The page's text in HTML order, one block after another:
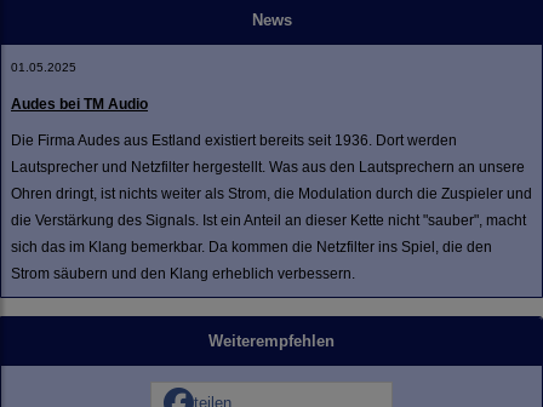
News
01.05.2025
Audes bei TM Audio
Die Firma Audes aus Estland existiert bereits seit 1936. Dort werden
Lautsprecher und Netzfilter hergestellt. Was aus den Lautsprechern an unsere
Ohren dringt, ist nichts weiter als Strom, die Modulation durch die Zuspieler und
die Verstärkung des Signals. Ist ein Anteil an dieser Kette nicht "sauber", macht
sich das im Klang bemerkbar. Da kommen die Netzfilter ins Spiel, die den
Strom säubern und den Klang erheblich verbessern.
Weiterempfehlen
teilen